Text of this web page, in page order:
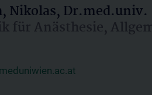
Nikolas, Dr.med.univ.
für Anästhesie,